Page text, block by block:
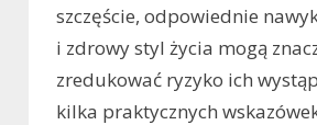
szczęście, odpowiednie
i zdrowy styl życia mogą
zredukować ryzyko ich
kilka praktycznych